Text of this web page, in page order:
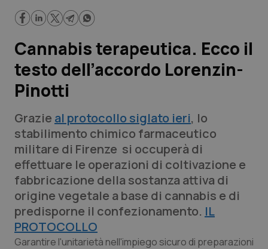
Regioni e Asl
Lavoro e Professioni
Scienza e Farmaci
Studi e Analisi
Lettere al direttore
Edizioni Regionali
QS Pro
Professionisti Sanitari.AI
Cannabis terapeutica. Ecco il
testo dell’accordo Lorenzin-
Pinotti
Grazie al protocollo siglato ieri, lo
stabilimento chimico farmaceutico
militare di Firenze si occuperà di
effettuare le operazioni di coltivazione e
fabbricazione della sostanza attiva di
origine vegetale a base di cannabis e di
predisporne il confezionamento. IL
PROTOCOLLO
Garantire l'unitarietà nell'impiego sicuro di preparazioni